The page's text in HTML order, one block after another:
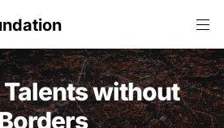
without